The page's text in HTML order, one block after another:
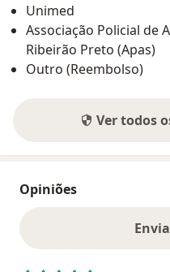
Unimed
Associação Policial de
Ribeirão Preto (Apas)
Outro (Reembolso)
Ver todos
Opiniões